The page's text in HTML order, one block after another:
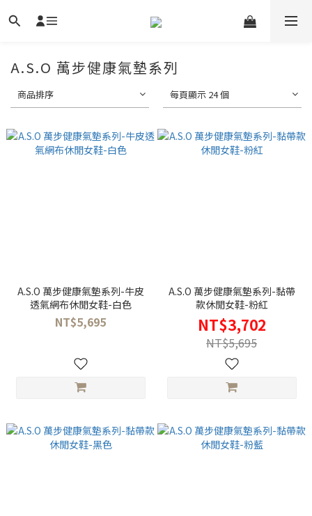
A.S.O 萬步健康氣墊系列
商品排序 每頁顯示 24 個
A.S.O 萬步健康氣墊系列-牛皮
透氣網布休閒女鞋-白色
NT$5,695
A.S.O 萬步健康氣墊系列-黏帶
款休閒女鞋-粉紅
NT$3,702
NT$5,695